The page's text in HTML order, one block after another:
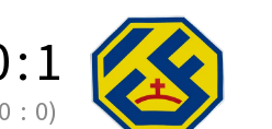
:1
: 0)